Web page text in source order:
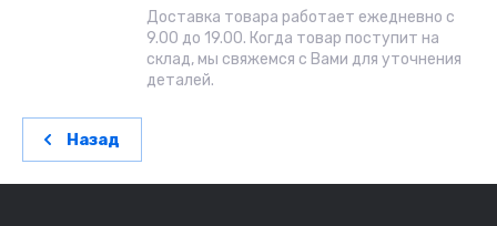
Доставка товара работает ежедневно с
9.00 до 19.00. Когда товар поступит на
склад, мы свяжемся с Вами для уточнения
деталей.
Назад